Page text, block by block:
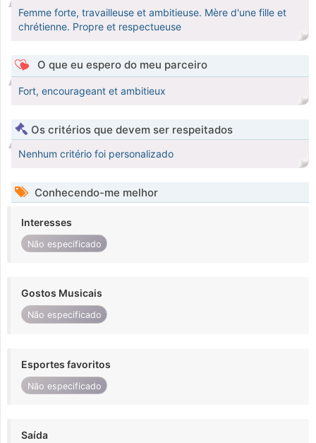
Femme forte, travailleuse et ambitieuse. Mère d'une fille et
chrétienne. Propre et respectueuse
O que eu espero do meu parceiro
Fort, encourageant et ambitieux
Os critérios que devem ser respeitados
Nenhum critério foi personalizado
Conhecendo-me melhor
Interesses
Não especificado
Gostos Musicais
Não especificado
Esportes favoritos
Não especificado
Saída